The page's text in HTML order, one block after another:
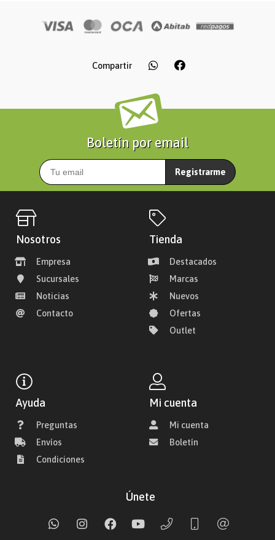
Compartir
Boletín por email
Registrarme
Nosotros
Empresa
Sucursales
Noticias
Contacto
Tienda
Destacados
Marcas
Nuevos
Ofertas
Outlet
Ayuda
Preguntas
Envíos
Condiciones
Mi cuenta
Mi cuenta
Boletín
Únete